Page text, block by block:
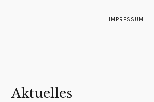
IMPRESSUM
Aktuelles